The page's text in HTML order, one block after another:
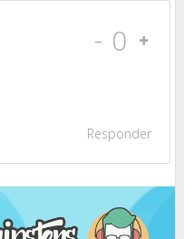
- 0
Responder